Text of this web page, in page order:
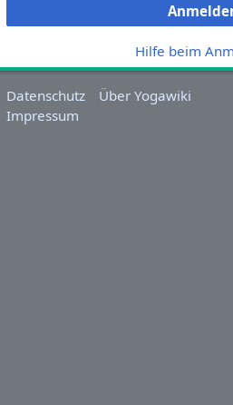
Hilfe beim
Datenschutz
Über Yogawiki
Impressum